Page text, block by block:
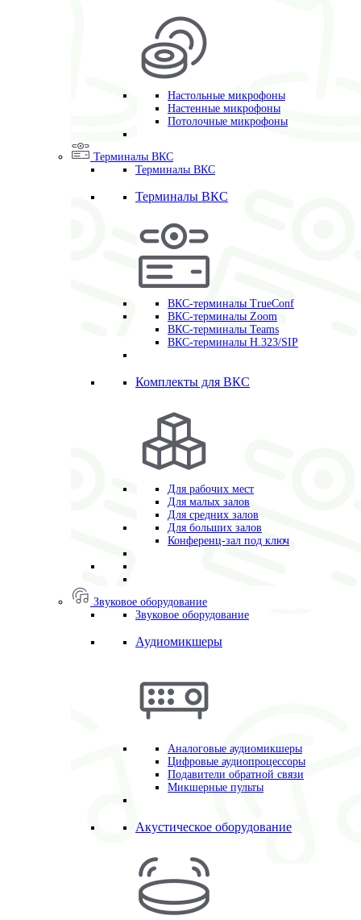
Настольные микрофоны
Настенные микрофоны
Потолочные микрофоны
Терминалы ВКС
Терминалы ВКС
Терминалы ВКС
ВКС-терминалы TrueConf
ВКС-терминалы Zoom
ВКС-терминалы Teams
ВКС-терминалы H.323/SIP
Комплекты для ВКС
Для рабочих мест
Для малых залов
Для средних залов
Для больших залов
Конференц-зал под ключ
Звуковое оборудование
Звуковое оборудование
Аудиомикшеры
Аналоговые аудиомикшеры
Цифровые аудиопроцессоры
Подавители обратной связи
Микшерные пульты
Акустическое оборудование